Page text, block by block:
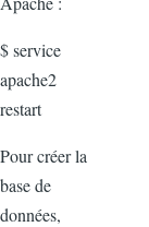
$ service
apache2
restart
Pour créer la
base de
données,